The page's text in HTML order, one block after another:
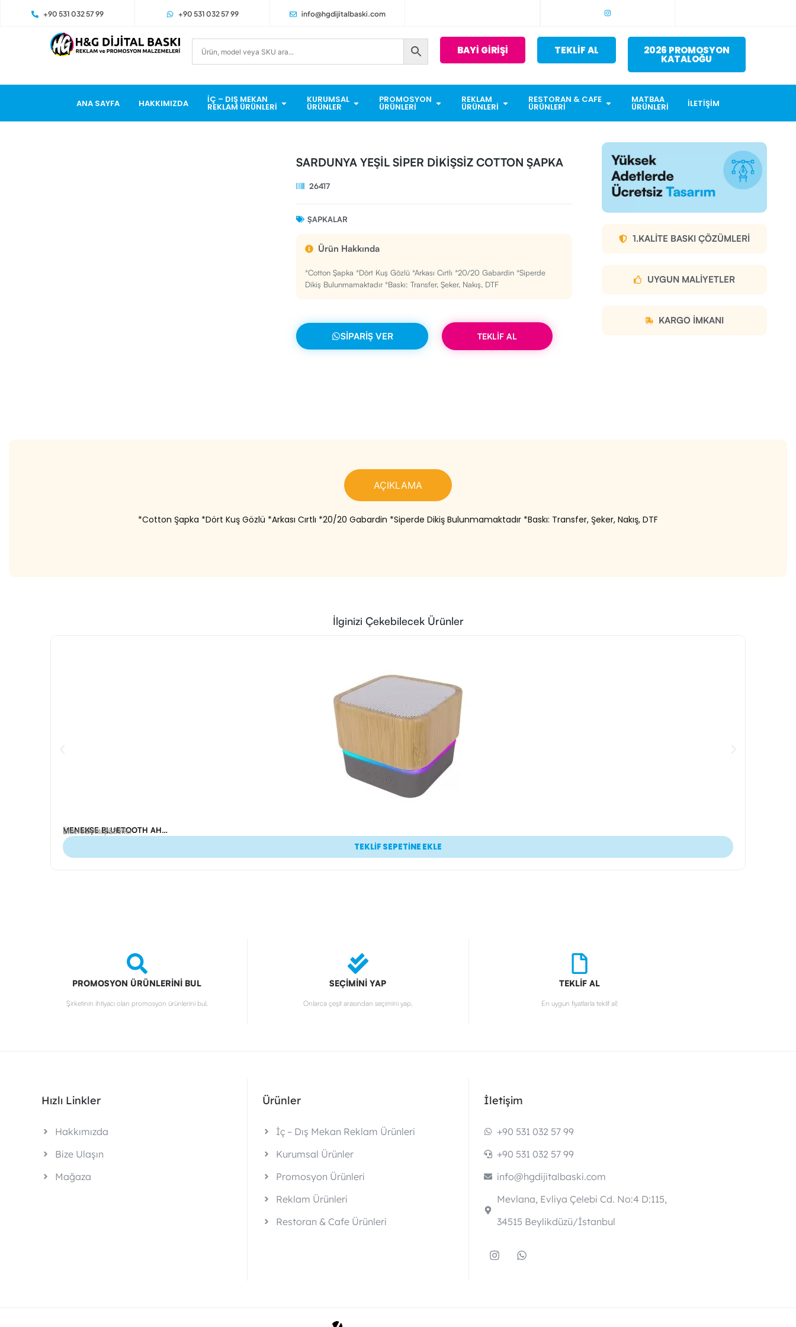
+90 531 032 57 99 +90 531 032 57 99 info@hgdijitalbaski.com
BAYİ GİRİŞİ TEKLİF AL 2026 PROMOSYON
KATALOĞU
ANA SAYFA HAKKIMIZDA İÇ – DIŞ MEKAN
REKLAM ÜRÜNLERI
KURUMSAL
ÜRÜNLER
PROMOSYON
ÜRÜNLERI
REKLAM
ÜRÜNLERI
RESTORAN & CAFE
ÜRÜNLERI
MATBAA
ÜRÜNLERI İLETIŞIM
SARDUNYA YEŞİL SİPER DİKİŞSİZ COTTON ŞAPKA
26417
ŞAPKALAR
Ürün Hakkında
*Cotton Şapka *Dört Kuş Gözlü *Arkası Cırtlı *20/20 Gabardin *Siperde
Dikiş Bulunmamaktadır *Baskı: Transfer, Şeker, Nakış, DTF
SIPARIŞ VER TEKLİF AL
1.KALITE BASKI ÇÖZÜMLERI
UYGUN MALIYETLER
KARGO IMKANI
AÇIKLAMA
*Cotton Şapka *Dört Kuş Gözlü *Arkası Cırtlı *20/20 Gabardin *Siperde Dikiş Bulunmamaktadır *Baskı: Transfer, Şeker, Nakış, DTF
İlginizi Çekebilecek Ürünler
MENEKŞE BLUETOOTH AHŞAP HOPARLÖR
Ürün Kodu: 25899
Bluetooh Hoparlörler
TEKLİF SEPETİNE EKLE
PROMOSYON ÜRÜNLERİNİ BUL
Şirketinin ihtiyacı olan promosyon ürünlerini bul.
SEÇİMİNİ YAP
Onlarca çeşit arasından seçimini yap.
TEKLİF AL
En uygun fiyatlarla teklif al!
Hızlı Linkler
Hakkımızda
Bize Ulaşın
Mağaza
Ürünler
İç – Dış Mekan Reklam Ürünleri
Kurumsal Ürünler
Promosyon Ürünleri
Reklam Ürünleri
Restoran & Cafe Ürünleri
İletişim
+90 531 032 57 99
+90 531 032 57 99
info@hgdijitalbaski.com
Mevlana, Evliya Çelebi Cd. No:4 D:115,
34515 Beylikdüzü/İstanbul